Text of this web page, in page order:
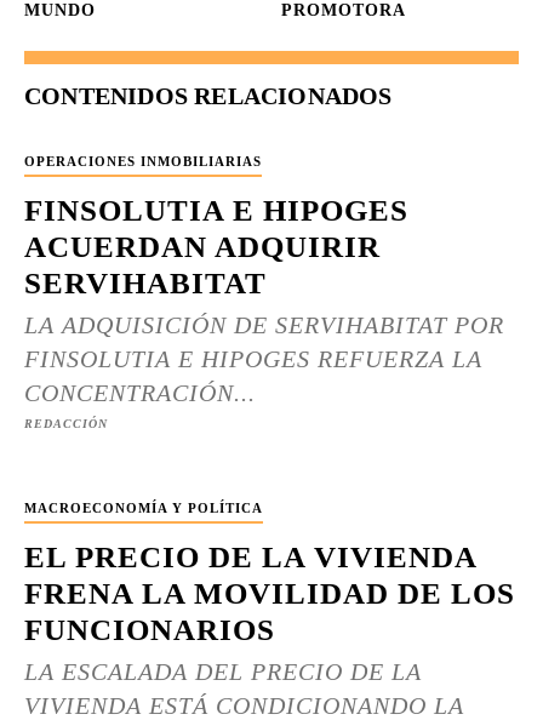
MUNDO
PROMOTORA
CONTENIDOS RELACIONADOS
OPERACIONES INMOBILIARIAS
FINSOLUTIA E HIPOGES
ACUERDAN ADQUIRIR
SERVIHABITAT
LA ADQUISICIÓN DE SERVIHABITAT POR
FINSOLUTIA E HIPOGES REFUERZA LA
CONCENTRACIÓN...
REDACCIÓN
MACROECONOMÍA Y POLÍTICA
EL PRECIO DE LA VIVIENDA
FRENA LA MOVILIDAD DE LOS
FUNCIONARIOS
LA ESCALADA DEL PRECIO DE LA
VIVIENDA ESTÁ CONDICIONANDO LA